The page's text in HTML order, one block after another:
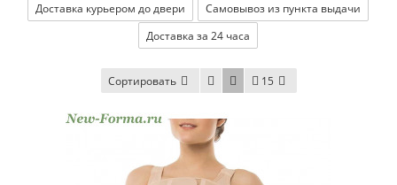
Доставка курьером до двери
Самовывоз из пункта выдачи
Доставка за 24 часа
Сортировать 15